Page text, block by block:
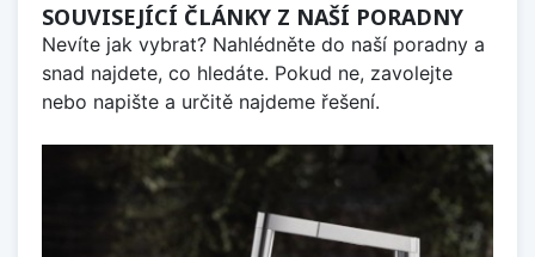
SOUVISEJÍCÍ ČLÁNKY Z NAŠÍ PORADNY
Nevíte jak vybrat? Nahlédněte do naší poradny a
snad najdete, co hledáte. Pokud ne, zavolejte
nebo napište a určitě najdeme řešení.